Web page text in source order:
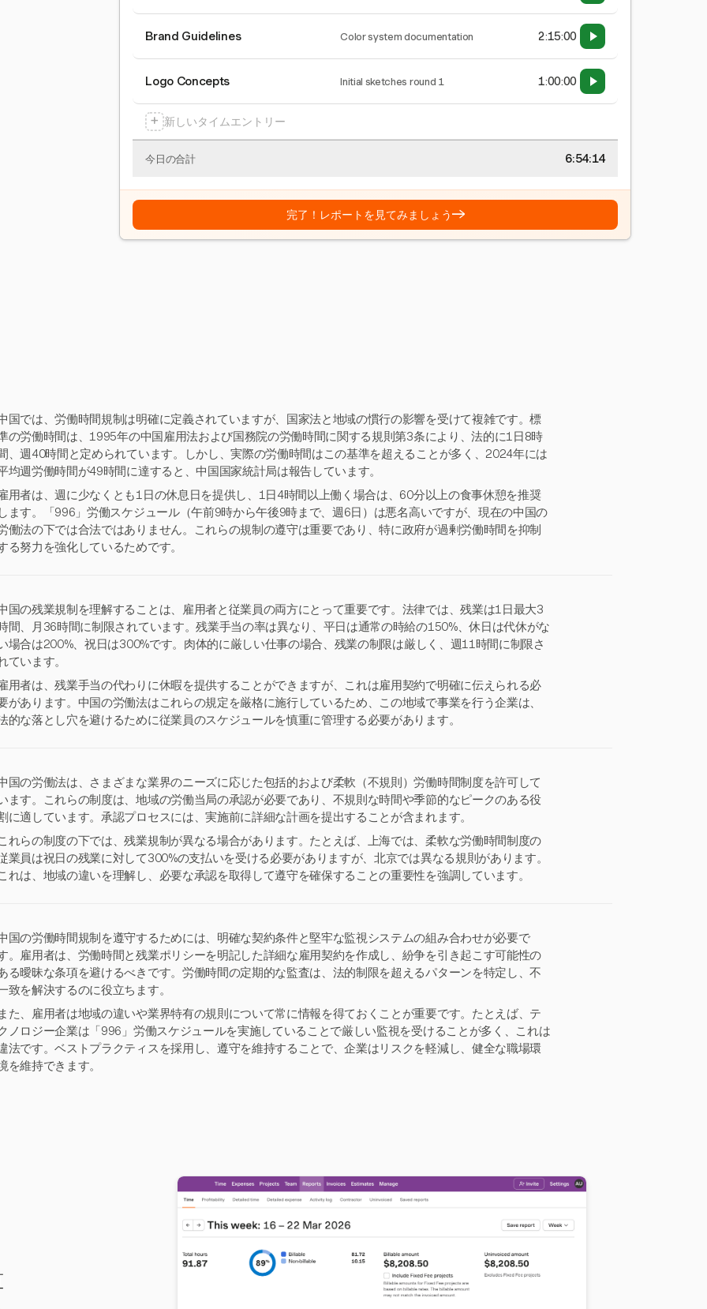
Brand Guidelines Color system documentation 2:15:00
Logo Concepts Initial sketches round 1 1:00:00
+ 新しいタイムエントリー
今日の合計 6:54:15
完了！レポートを見てみましょう→
国では、労働時間規制は明確に定義されていますが、国家法と地域の慣行の影響を受けて複雑です。標
の労働時間は、1995年の中国雇用法および国務院の労働時間に関する規則第3条により、法的に1日8時
、週40時間と定められています。しかし、実際の労働時間はこの基準を超えることが多く、2024年には
均週労働時間が49時間に達すると、中国国家統計局は報告しています。
用者は、週に少なくとも1日の休息日を提供し、1日4時間以上働く場合は、60分以上の食事休憩を推奨
します。「996」労働スケジュール（午前9時から午後9時まで、週6日）は悪名高いですが、現在の中国の
働法の下では合法ではありません。これらの規制の遵守は重要であり、特に政府が過剰労働時間を抑制
る努力を強化しているためです。
国の残業規制を理解することは、雇用者と従業員の両方にとって重要です。法律では、残業は1日最大3
間、月36時間に制限されています。残業手当の率は異なり、平日は通常の時給の150%、休日は代休がな
場合は200%、祝日は300%です。肉体的に厳しい仕事の場合、残業の制限は厳しく、週11時間に制限さ
ています。
用者は、残業手当の代わりに休暇を提供することができますが、これは雇用契約で明確に伝えられる必
があります。中国の労働法はこれらの規定を厳格に施行しているため、この地域で事業を行う企業は、
的な落とし穴を避けるために従業員のスケジュールを慎重に管理する必要があります。
国の労働法は、さまざまな業界のニーズに応じた包括的および柔軟（不規則）労働時間制度を許可して
ます。これらの制度は、地域の労働当局の承認が必要であり、不規則な時間や季節的なピークのある役
に適しています。承認プロセスには、実施前に詳細な計画を提出することが含まれます。
れらの制度の下では、残業規制が異なる場合があります。たとえば、上海では、柔軟な労働時間制度の
業員は祝日の残業に対して300%の支払いを受ける必要がありますが、北京では異なる規則があります。
れは、地域の違いを理解し、必要な承認を取得して遵守を確保することの重要性を強調しています。
国の労働時間規制を遵守するためには、明確な契約条件と堅牢な監視システムの組み合わせが必要で
。雇用者は、労働時間と残業ポリシーを明記した詳細な雇用契約を作成し、紛争を引き起こす可能性の
る曖昧な条項を避けるべきです。労働時間の定期的な監査は、法的制限を超えるパターンを特定し、不
致を解決するのに役立ちます。
また、雇用者は地域の違いや業界特有の規則について常に情報を得ておくことが重要です。たとえば、テ
ノロジー企業は「996」労働スケジュールを実施していることで厳しい監視を受けることが多く、これは
法です。ベストプラクティスを採用し、遵守を維持することで、企業はリスクを軽減し、健全な職場環
を維持できます。